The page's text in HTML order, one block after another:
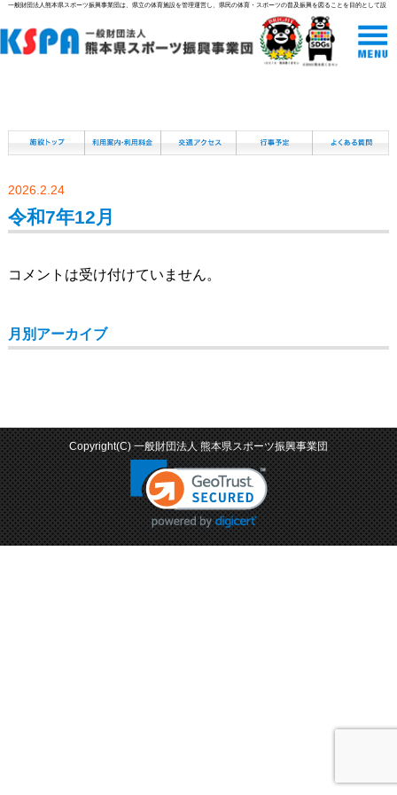
一般財団法人熊本県スポーツ振興事業団は、県立の体育施設を管理運営し、県民の体育・スポーツの普及振興を図ることを目的として設
2026.2.24
令和7年12月
コメントは受け付けていません。
月別アーカイブ
Copyright(C) 一般財団法人 熊本県スポーツ振興事業団